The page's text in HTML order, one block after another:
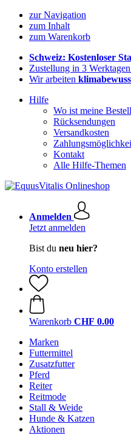
zur Navigation
zum Inhalt
zum Warenkorb
Schweiz: Kostenloser
Zustellung in 3
Wir arbeiten
Hilfe
Wo ist meine
Rücksendungen
Versandkosten
Kontakt
Alle Hilfe-Themen
Anmelden
Jetzt anmelden
Bist du neu hier?
Konto erstellen
Warenkorb CHF 0.00
Marken
Futtermittel
Zusatzfutter
Pferd
Reiter
Reitmode
Stall & Weide
Hunde & Katzen
Aktionen